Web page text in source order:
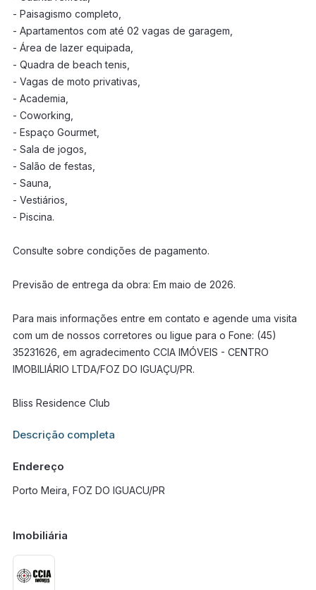
- Paisagismo completo,
- Apartamentos com até 02 vagas de garagem,
- Área de lazer equipada,
- Quadra de beach tenis,
- Vagas de moto privativas,
- Academia,
- Coworking,
- Espaço Gourmet,
- Sala de jogos,
- Salão de festas,
- Sauna,
- Vestiários,
- Piscina.
Consulte sobre condições de pagamento.
Previsão de entrega da obra: Em maio de 2026.
Para mais informações entre em contato e agende uma visita
com um de nossos corretores ou ligue para o Fone: (45)
35231626, em agradecimento CCIA IMÓVEIS - CENTRO
IMOBILIÁRIO LTDA/FOZ DO IGUAÇU/PR.
Bliss Residence Club
Informações adicionais sobre este imóvel estarão disponíveis
Descrição completa
Endereço
Porto Meira, FOZ DO IGUACU/PR
Imobiliária